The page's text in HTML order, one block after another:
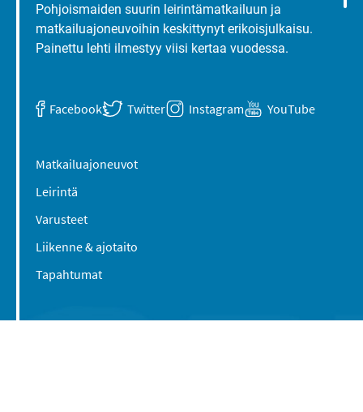
Pohjoismaiden suurin leirintämatkailuun ja
matkailuajoneuvoihin keskittynyt erikoisjulkaisu.
Painettu lehti ilmestyy viisi kertaa vuodessa.
Facebook Twitter Instagram YouTube
Matkailuajoneuvot
Leirintä
Varusteet
Liikenne & ajotaito
Tapahtumat